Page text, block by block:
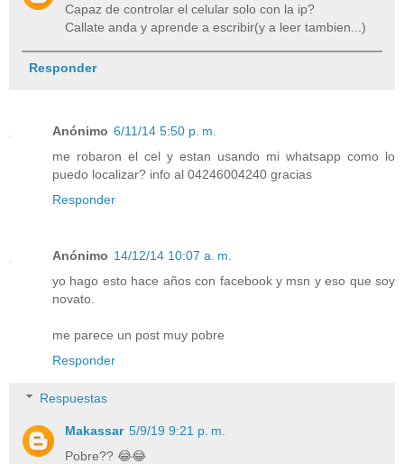
Capaz de controlar el celular solo con la ip?
Callate anda y aprende a escribir(y a leer tambien...)
Responder
Anónimo 6/11/14 5:50 p. m.
me robaron el cel y estan usando mi whatsapp como lo
puedo localizar? info al 04246004240 gracias
Responder
Anónimo 14/12/14 10:07 a. m.
yo hago esto hace años con facebook y msn y eso que soy
novato.
me parece un post muy pobre
Responder
Respuestas
Makassar 5/9/19 9:21 p. m.
Pobre?? 😂😂